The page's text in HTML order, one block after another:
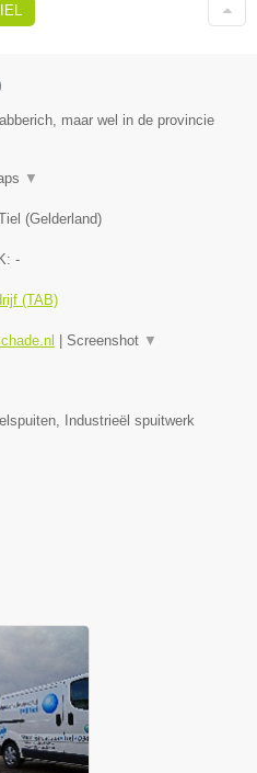
maar wel in de provincie
▼
(Gelderland)
-
(TAB)
| Screenshot ▼
Industrieël spuitwerk